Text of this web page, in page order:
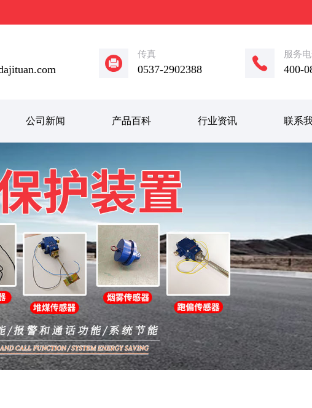
传真
0537-2902388
服务
400-
公司新闻 产品百科 行业资讯 联系